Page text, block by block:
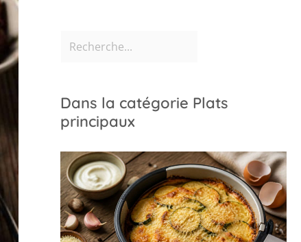
Dans la catégorie Plats
principaux